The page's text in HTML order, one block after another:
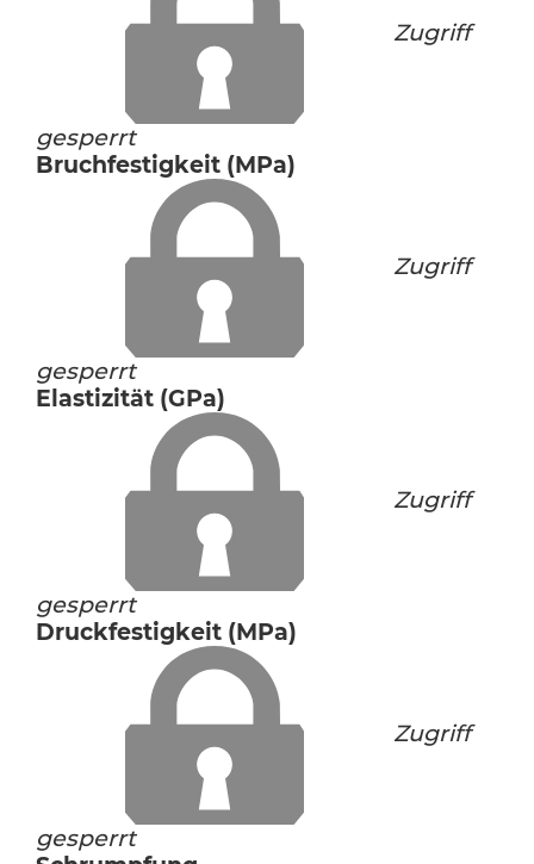
Zugriff
gesperrt
Bruchfestigkeit (MPa)
Zugriff
gesperrt
Elastizität (GPa)
Zugriff
gesperrt
Druckfestigkeit (MPa)
Zugriff
gesperrt